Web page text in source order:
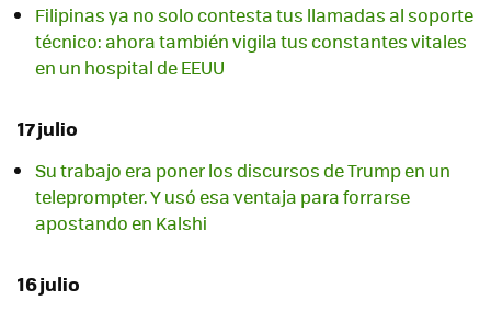
Filipinas ya no solo contesta tus llamadas al soporte
técnico: ahora también vigila tus constantes vitales
en un hospital de EEUU
17 julio
Su trabajo era poner los discursos de Trump en un
teleprompter. Y usó esa ventaja para forrarse
apostando en Kalshi
16 julio